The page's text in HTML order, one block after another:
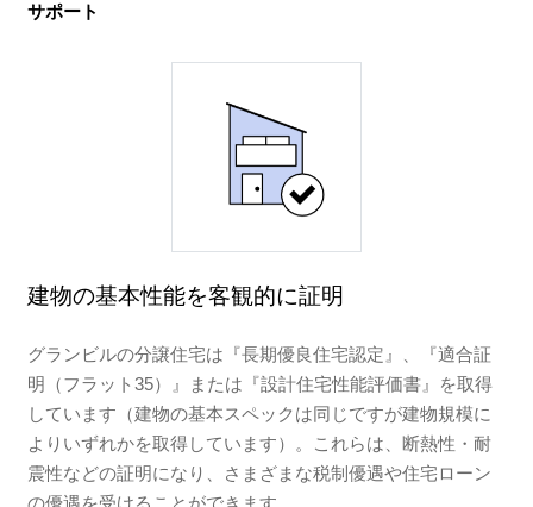
サポート
建物の基本性能を客観的に証明
グランビルの分譲住宅は『長期優良住宅認定』、『適合証
明（フラット35）』または『設計住宅性能評価書』を取得
しています（建物の基本スペックは同じですが建物規模に
よりいずれかを取得しています）。これらは、断熱性・耐
震性などの証明になり、さまざまな税制優遇や住宅ローン